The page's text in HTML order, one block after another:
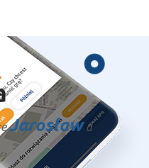
Jarosława